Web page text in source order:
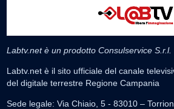
Labtv.net è un prodotto Consulservice S.r.l.
Labtv.net è il sito ufficiale del canale
del digitale terrestre Regione Campania
Sede legale: Via Chiaio, 5 - 83010 –